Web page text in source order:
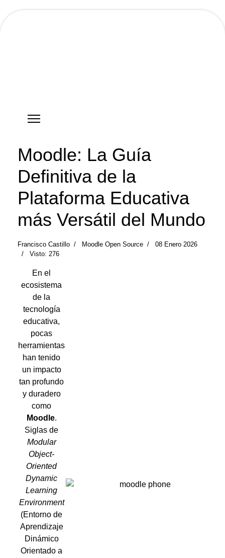
Moodle: La Guía
Definitiva de la
Plataforma Educativa
más Versátil del Mundo
Francisco Castillo Moodle Open Source
08 Enero 2026
Visto: 276
En el
ecosistema
de la
tecnología
educativa,
pocas
herramientas
han tenido
un impacto
tan profundo
y duradero
como
Moodle.
Siglas de
Modular
Object-
Oriented
Dynamic
Learning
Environment
(Entorno de
Aprendizaje
Dinámico
Orientado a